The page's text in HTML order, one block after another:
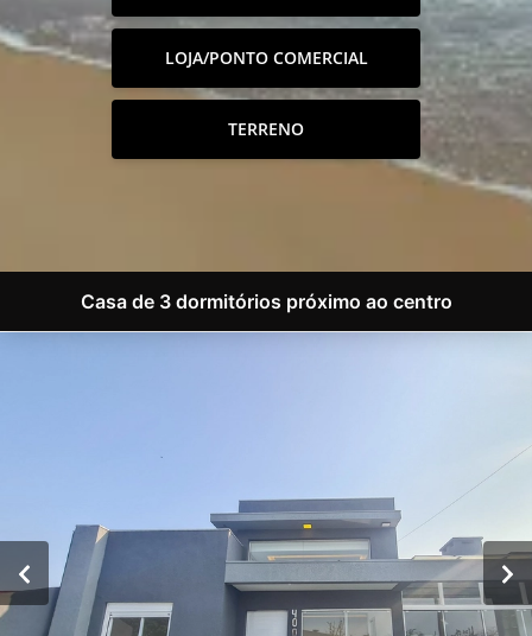
LOJA/PONTO COMERCIAL
TERRENO
Casa de 3 dormitórios próximo ao centro